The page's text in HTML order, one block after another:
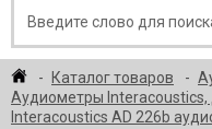
Каталог товаров
Аудиометры
Interacoustics AD 226b